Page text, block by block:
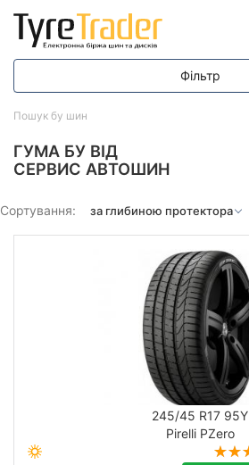
ГУМА БУ ВІД
СЕРВИС АВТОШИН
Сортування:
245/45 R17 95Y
Pirelli PZero
Пошук бу шин
Фільтр
Діапазон цін
від
Залишок протектора мм.
до